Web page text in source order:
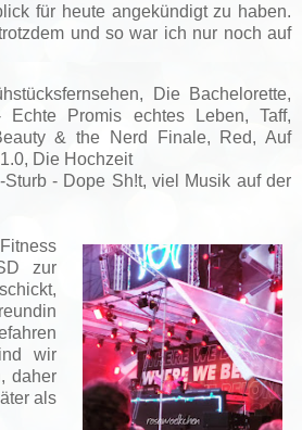
für heute angekündigt zu haben.
und so war ich nur noch auf
Die Bachelorette,
Promis echtes Leben, Taff,
& the Nerd Finale, Red, Auf
Die Hochzeit
- Dope Sh!t, viel Musik auf der
zur
wir
daher
als